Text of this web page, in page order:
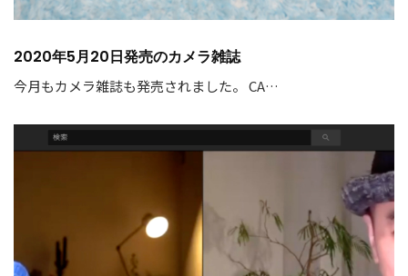
2020年5月20日発売のカメラ雑誌
今月もカメラ雑誌も発売されました。 CA…